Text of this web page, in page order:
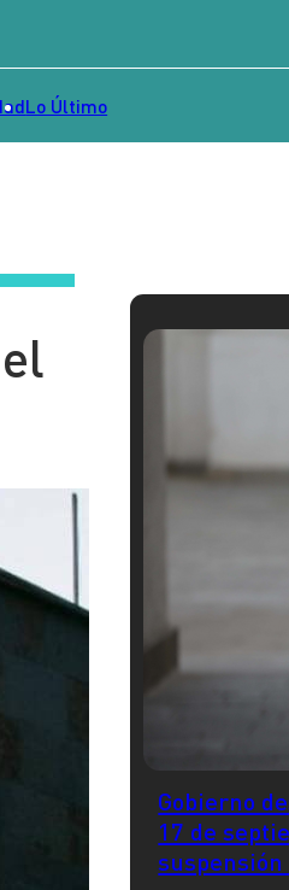
Lo Último
Gobierno
17 de